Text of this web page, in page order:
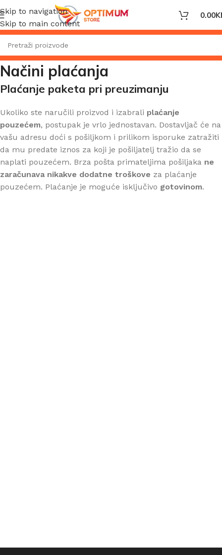
Skip to navigation
Skip to main content
0.00
Načini plaćanja
Plaćanje paketa pri preuzimanju
Ukoliko ste naručili proizvod i izabrali plaćanje
pouzećem, postupak je vrlo jednostavan. Dostavljač će na
vašu adresu doći s pošiljkom i prilikom isporuke zatražiti
da mu predate iznos za koji je pošiljatelj tražio da se
naplati pouzećem. Brza pošta primateljima pošiljaka ne
zaračunava nikakve dodatne troškove za plaćanje
pouzećem. Plaćanje je moguće isključivo gotovinom.